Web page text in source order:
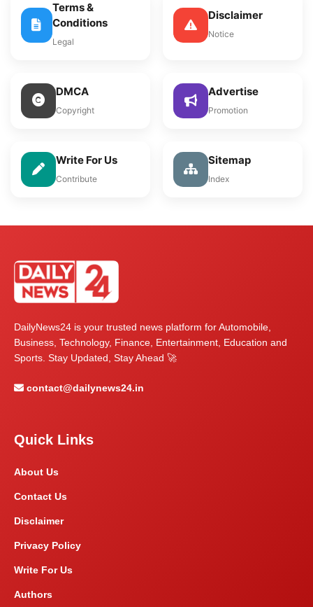
Terms &
Conditions
Legal
Disclaimer
Notice
DMCA
Copyright
Advertise
Promotion
Write For Us
Contribute
Sitemap
Index
DailyNews24 is your trusted news platform for Automobile,
Business, Technology, Finance, Entertainment, Education and
Sports. Stay Updated, Stay Ahead 🚀
contact@dailynews24.in
Quick Links
About Us
Contact Us
Disclaimer
Privacy Policy
Write For Us
Authors